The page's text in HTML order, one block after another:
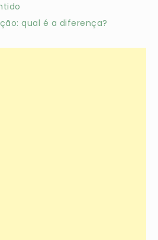
qual é a diferença?